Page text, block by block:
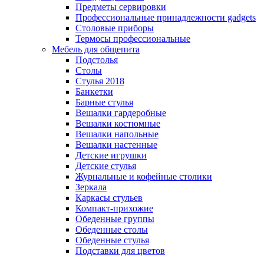
Предметы сервировки
Профессиональные принадлежности gadgets
Столовые приборы
Термосы профессиональные
Мебель для общепита
Подстолья
Столы
Стулья 2018
Банкетки
Барные стулья
Вешалки гардеробные
Вешалки костюмные
Вешалки напольные
Вешалки настенные
Детские игрушки
Детские стулья
Журнальные и кофейные столики
Зеркала
Каркасы стульев
Компакт-прихожие
Обеденные группы
Обеденные столы
Обеденные стулья
Подставки для цветов